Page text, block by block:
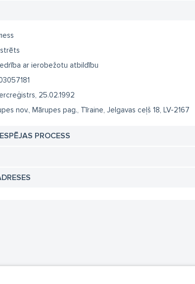
ar ierobežotu atbildību
25.02.1992
nov., Mārupes pag., Tīraine, Jelgavas ceļš 18, LV-2167
PROCESS